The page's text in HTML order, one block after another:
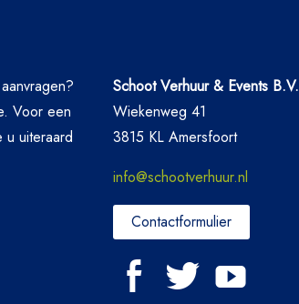
Voor een
u uiteraard
Schoot Verhuur & Events B.V.
Wiekenweg 41
3815 KL Amersfoort
info@schootverhuur.nl
Contactformulier